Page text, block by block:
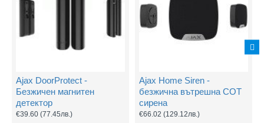
Ajax DoorProtect -
Безжичен магнитен
детектор
€39.60 (77.45лв.)
Ajax Home Siren -
безжична вътрешна СОТ
сирена
€66.02 (129.12лв.)